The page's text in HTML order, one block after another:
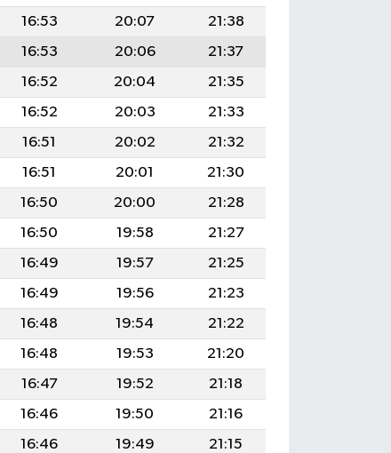
16:53 20:07
21:38
16:53 20:06
21:37
16:52 20:04
21:35
16:52 20:03
21:33
16:51 20:02
21:32
16:51 20:01
21:30
16:50 20:00
21:28
16:50 19:58
21:27
16:49 19:57
21:25
16:49 19:56
21:23
16:48 19:54
21:22
16:48 19:53
21:20
16:47 19:52
21:18
16:46 19:50
21:16
16:46 19:49
21:15